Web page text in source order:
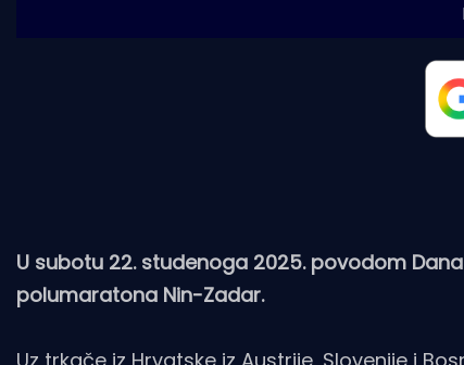
U subotu 22. studenoga 2025. povodom
polumaratona Nin-Zadar.